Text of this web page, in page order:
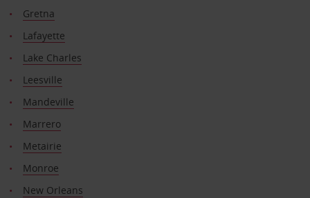
Gretna
Lafayette
Lake Charles
Leesville
Mandeville
Marrero
Metairie
Monroe
New Orleans